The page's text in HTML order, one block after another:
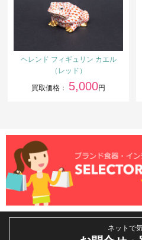
ヘレンド フィギュリン カエル
（レッド）
買取価格： 5,000円
ネットで